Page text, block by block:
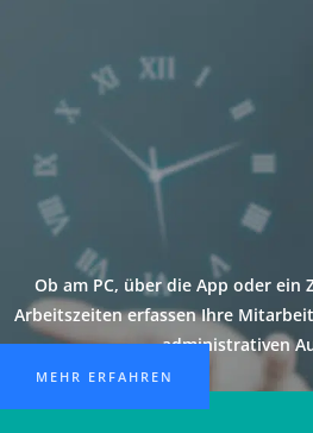
Ob am PC, über die App oder ein
Arbeitszeiten erfassen Ihre
administrativen
MEHR ERFAHREN